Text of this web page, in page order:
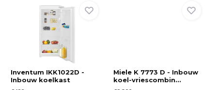
Inventum IKK1022D -
Inbouw koelkast
Miele K 7773 D - Inbouw
koel-vriescombin...